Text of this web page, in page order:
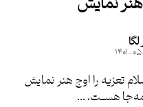
۰۵-۲۶
تعزیه را اوج هنر نمایش
هســت، ...